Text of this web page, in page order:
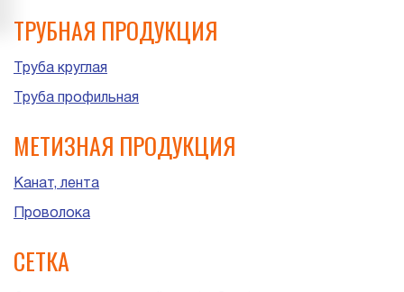
ТРУБНАЯ ПРОДУКЦИЯ
Труба круглая
Труба профильная
МЕТИЗНАЯ ПРОДУКЦИЯ
Канат, лента
Проволока
СЕТКА